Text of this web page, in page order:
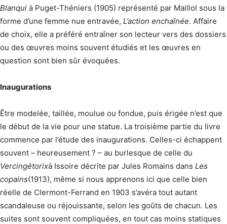
Blanqui à Puget-Théniers (1905) représenté par Maillol sous la
forme d’une femme nue entravée, L’action enchaînée. Affaire
de choix, elle a préféré entraîner son lecteur vers des dossiers
ou des œuvres moins souvent étudiés et les œuvres en
question sont bien sûr évoquées.
Inaugurations
Être modelée, taillée, moulue ou fondue, puis érigée n’est que
le début de la vie pour une statue. La troisième partie du livre
commence par l’étude des inaugurations. Celles-ci échappent
souvent – heureusement ? – au burlesque de celle du
Vercingétorixà Issoire décrite par Jules Romains dans Les
copains(1913), même si nous apprenons ici que celle bien
réelle de Clermont-Ferrand en 1903 s’avéra tout autant
scandaleuse ou réjouissante, selon les goûts de chacun. Les
suites sont souvent compliquées, en tout cas moins statiques